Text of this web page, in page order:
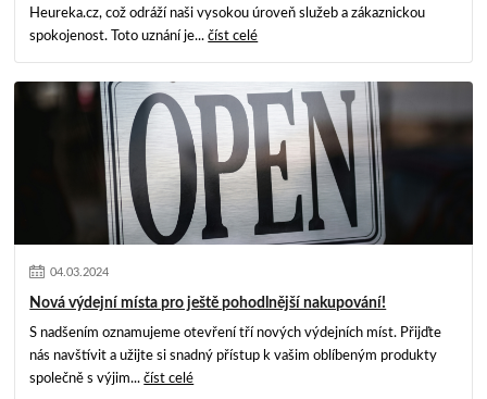
Heureka.cz, což odráží naši vysokou úroveň služeb a zákaznickou
spokojenost. Toto uznání je...číst celé
04.03.2024
Nová výdejní místa pro ještě pohodlnější nakupování!
S nadšením oznamujeme otevření tří nových výdejních míst. Přijďte
nás navštívit a užijte si snadný přístup k vašim oblíbeným produkty
společně s výjim...číst celé